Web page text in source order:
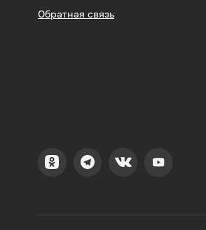
Обратная связь